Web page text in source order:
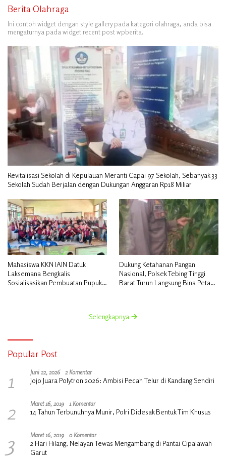
Berita Olahraga
Ini contoh widget dengan style gallery pada kategori olahraga, anda bisa
mengaturnya pada widget recent post wpberita.
Revitalisasi Sekolah di Kepulauan Meranti Capai 97 Sekolah, Sebanyak 33
Sekolah Sudah Berjalan dengan Dukungan Anggaran Rp18 Miliar
Mahasiswa KKN IAIN Datuk
Laksemana Bengkalis
Sosialisasikan Pembuatan Pupuk
Dukung Ketahanan Pangan
Nasional, Polsek Tebing Tinggi
Barat Turun Langsung Bina Petani
Selengkapnya
Popular Post
1 Juni 22, 2026 2 Komentar
Jojo Juara Polytron 2026: Ambisi Pecah Telur di Kandang Sendiri
2 Maret 16, 2019 1 Komentar
14 Tahun Terbunuhnya Munir, Polri Didesak Bentuk Tim Khusus
3 Maret 16, 2019 0 Komentar
2 Hari Hilang, Nelayan Tewas Mengambang di Pantai Cipalawah
Garut